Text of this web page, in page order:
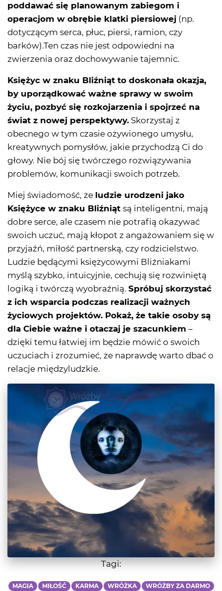
poddawać się planowanym zabiegom i
operacjom w obrębie klatki piersiowej (np.
dotyczącym serca, płuc, piersi, ramion, czy
barków).Ten czas nie jest odpowiedni na
zwierzenia oraz dochowywanie tajemnic.
Księżyc w znaku Bliźniąt to doskonała okazja,
by uporządkować ważne sprawy w swoim
życiu, pozbyć się rozkojarzenia i spojrzeć na
świat z nowej perspektywy. Skorzystaj z
obecnego w tym czasie ożywionego umysłu,
kreatywnych pomysłów, jakie przychodzą Ci do
głowy. Nie bój się twórczego rozwiązywania
problemów, komunikacji swoich potrzeb.
Miej świadomość, że ludzie urodzeni jako
Księżyce w znaku Bliźniąt są inteligentni, mają
dobre serce, ale czasem nie potrafią okazywać
swoich uczuć, mają kłopot z angażowaniem się w
przyjaźń, miłość partnerską, czy rodzicielstwo.
Ludzie będącymi księżycowymi Bliźniakami
myślą szybko, intuicyjnie, cechują się rozwiniętą
logiką i twórczą wyobraźnią. Spróbuj skorzystać
z ich wsparcia podczas realizacji ważnych
życiowych projektów. Pokaż, że takie osoby są
dla Ciebie ważne i otaczaj je szacunkiem –
dzięki temu łatwiej im będzie mówić o swoich
uczuciach i zrozumieć, że naprawdę warto dbać o
relacje międzyludzkie.
Tagi:
MAGIA MIŁOŚĆ KARMA WRÓŻKA WRÓŻBY ZA DARMO